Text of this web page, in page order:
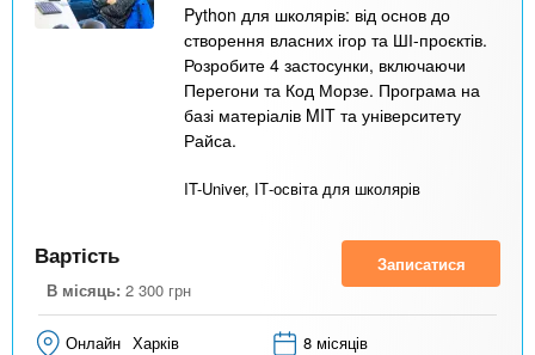
Python для школярів: від основ до
створення власних ігор та ШІ-проєктів.
Розробите 4 застосунки, включаючи
Перегони та Код Морзе. Програма на
базі матеріалів MIT та університету
Райса.
IT-Univer, ІТ-освіта для школярів
Вартість
В місяць: 2 300 грн
Записатися
Онлайн Харків 8 місяців